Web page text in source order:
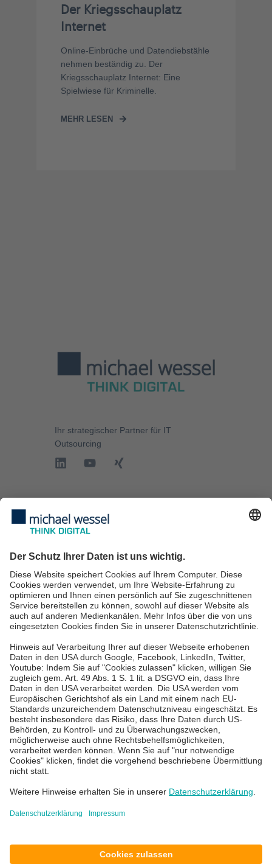
Der Kriegsschauplatz
Internet
Online-Einbrüche und Datendiebstähle
nehmen beständig zu. Der
Kriegsschauplatz Internet: Eine
Spielwiese für Kriminelle.
MEHR LESEN
Ihr strategischer Partner für IT
Outsourcing
IT-Services
IT-Beratung
IT Services für KMU
IT Service Desk
Über uns
Karriere
Blog
News & Events
Datenschutz